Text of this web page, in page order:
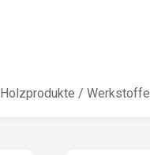
Holzprodukte / Werkstoffe